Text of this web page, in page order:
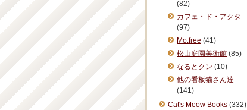
(82)
カフェ・ド・アクタ
(97)
Mo.free (41)
松山庭園美術館 (85)
なるとクン (10)
他の看板猫さん達
(141)
Cat's Meow Books (332)